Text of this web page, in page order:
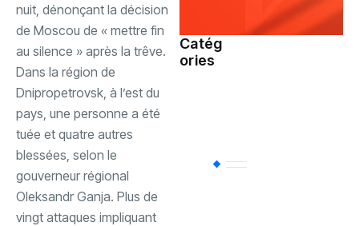
nuit, dénonçant la décision
de Moscou de « mettre fin
au silence » après la trêve.
‎Dans la région de
Dnipropetrovsk, à l’est du
pays, une personne a été
tuée et quatre autres
blessées, selon le
gouverneur régional
Oleksandr Ganja. Plus de
vingt attaques impliquant
Catég
ories